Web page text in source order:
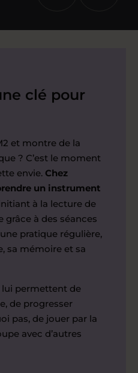
clé pour
et montre de la
? C’est le moment
envie. Chez
un instrument
à la lecture de
à des séances
pratique régulière,
sa mémoire et sa
lui permettent de
de progresser
pas, de jouer par la
avec d’autres